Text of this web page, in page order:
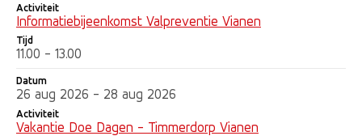
Activiteit
Informatiebijeenkomst Valpreventie Vianen
Tijd
11.00 - 13.00
Datum
26 aug 2026 - 28 aug 2026
Activiteit
Vakantie Doe Dagen - Timmerdorp Vianen